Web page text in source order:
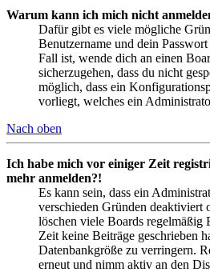
Warum kann ich mich nicht
Dafür gibt es viele mögliche
Benutzername und dein
Fall ist, wende dich an einen
sicherzugehen, dass du nicht
möglich, dass ein
vorliegt, welches ein
Nach oben
Ich habe mich vor einiger Zeit
mehr anmelden?!
Es kann sein, dass ein
verschieden Gründen deaktiviert
löschen viele Boards regelmäßig
Zeit keine Beiträge geschrieben
Datenbankgröße zu verringern.
erneut und nimm aktiv an den